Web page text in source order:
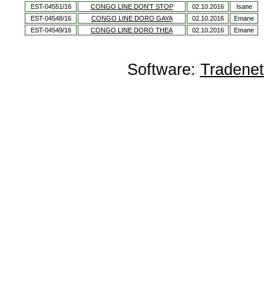
EST-04551/16 CONGO LINE DON'T STOP 02.10.2016
Isane
EST-04548/16
CONGO LINE DORO GAYA 02.10.2016
Emane
EST-04549/16
CONGO LINE DORO THEA 02.10.2016 Emane
Software: